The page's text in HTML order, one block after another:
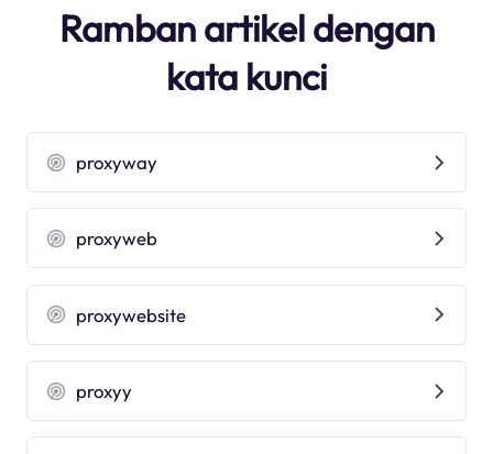
Ramban artikel dengan
kata kunci
proxyway
proxyweb
proxywebsite
proxyy